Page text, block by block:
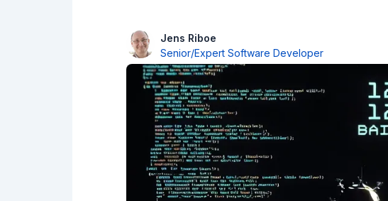
Jens Riboe
Senior/Expert Software Developer